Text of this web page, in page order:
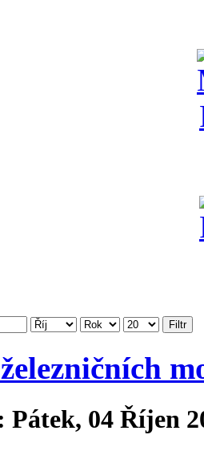
Filtr
Pátek, 04 Říjen